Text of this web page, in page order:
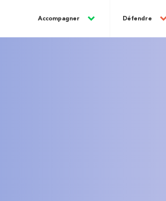
Accompagner Défendre